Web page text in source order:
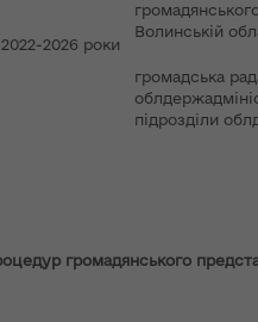
2022-2026 роки
Волинській
громадська
підрозділи
громадянського